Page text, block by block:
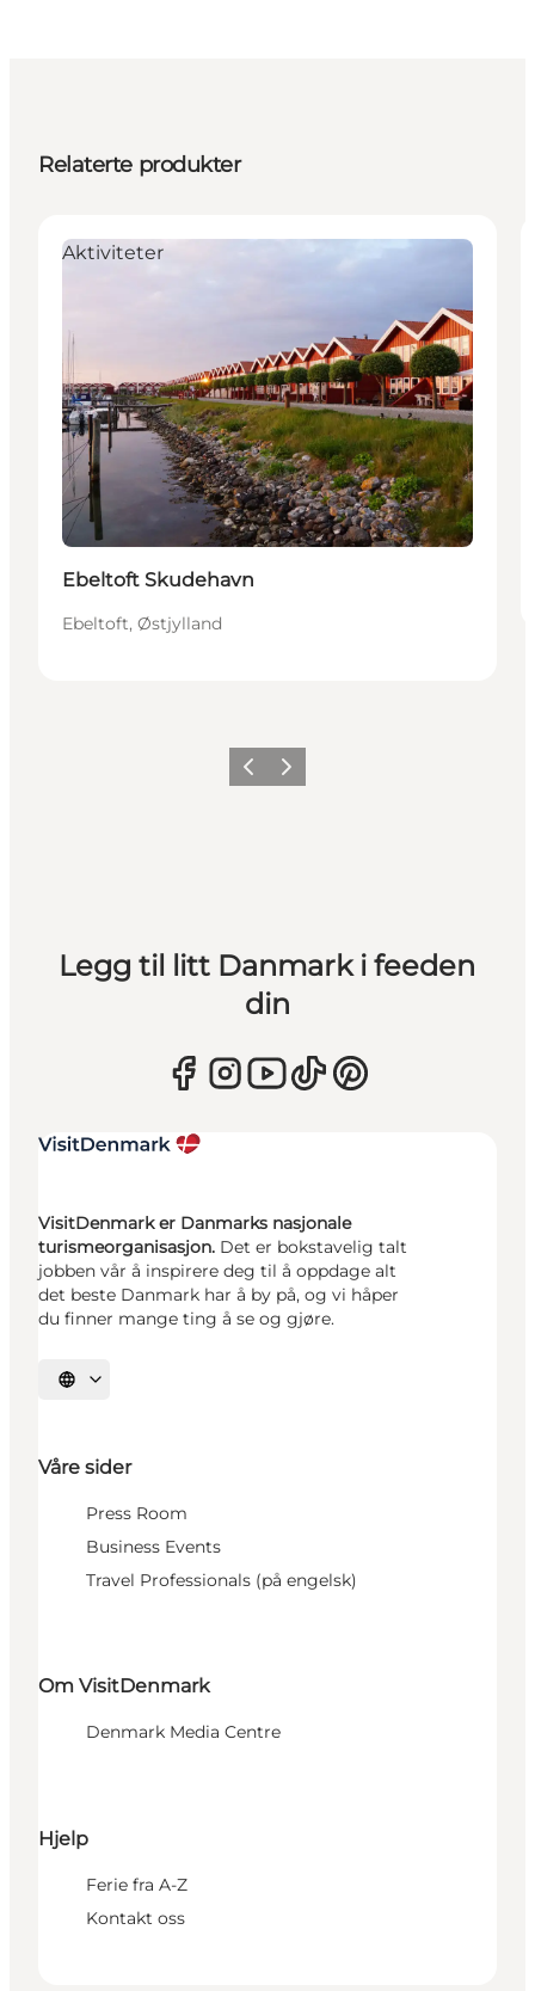
Relaterte produkter
Aktiviteter
Ebeltoft Skudehavn
Ebeltoft, Østjylland
ForrigeNeste
Legg til litt Danmark i feeden
din
VisitDenmark er Danmarks nasjonale
turismeorganisasjon. Det er bokstavelig talt
jobben vår å inspirere deg til å oppdage alt
det beste Danmark har å by på, og vi håper
du finner mange ting å se og gjøre.
Velg språk
Våre sider
Press Room
Business Events
Travel Professionals (på engelsk)
Om VisitDenmark
Denmark Media Centre
Hjelp
Ferie fra A-Z
Kontakt oss